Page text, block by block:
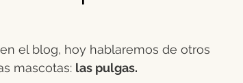
el blog, hoy hablaremos de otros
mascotas: las pulgas.